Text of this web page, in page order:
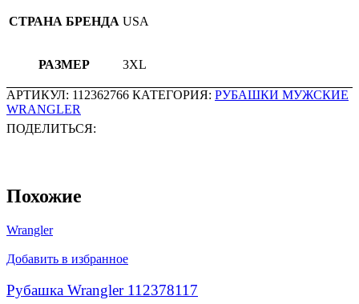
СТРАНА БРЕНДА USA
РАЗМЕР 3XL
АРТИКУЛ: 112362766 КАТЕГОРИЯ: РУБАШКИ МУЖСКИЕ
WRANGLER
ПОДЕЛИТЬСЯ:
Похожие
Wrangler
Добавить в избранное
Рубашка Wrangler 112378117